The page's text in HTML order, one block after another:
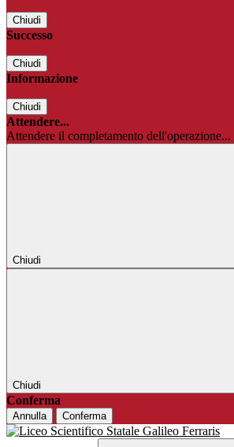
Chiudi
Successo
Chiudi
Informazione
Chiudi
Attendere...
Attendere il completamento dell'operazione...
Chiudi
Chiudi
Conferma
Annulla Conferma